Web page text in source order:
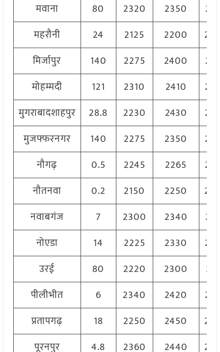
मवाना
80 2320 2350
महरौनी
24 2125 2200
मिर्जापुर
140 2275 2400
मोहम्मदी
121 2310 2410
मुगराबादशाहपुर
28.8 2230 2430
मुजफ्फरनगर
140 2275 2350
नौगढ़
0.5 2245 2265
नौतनवा
0.2 2150 2250
नवाबगंज
7 2300 2340
नोएडा
14 2225 2330
उरई
80 2220 2300
पीलीभीत
6 2340 2420
प्रतापगढ़
18 2250 2450
पूरनपुर
4.8 2360 2440